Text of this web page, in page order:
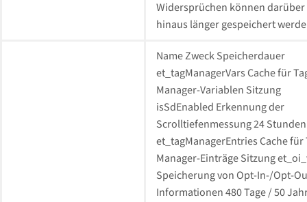
Widersprüchen können darüber
hinaus länger gespeichert
Name Zweck Speicherdauer
et_tagManagerVars Cache für
Manager-Variablen Sitzung
isSdEnabled Erkennung der
Scrolltiefenmessung 24 Stunden
et_tagManagerEntries Cache für
Manager-Einträge Sitzung
Speicherung von Opt-In-/Opt-
Informationen 480 Tage / 50